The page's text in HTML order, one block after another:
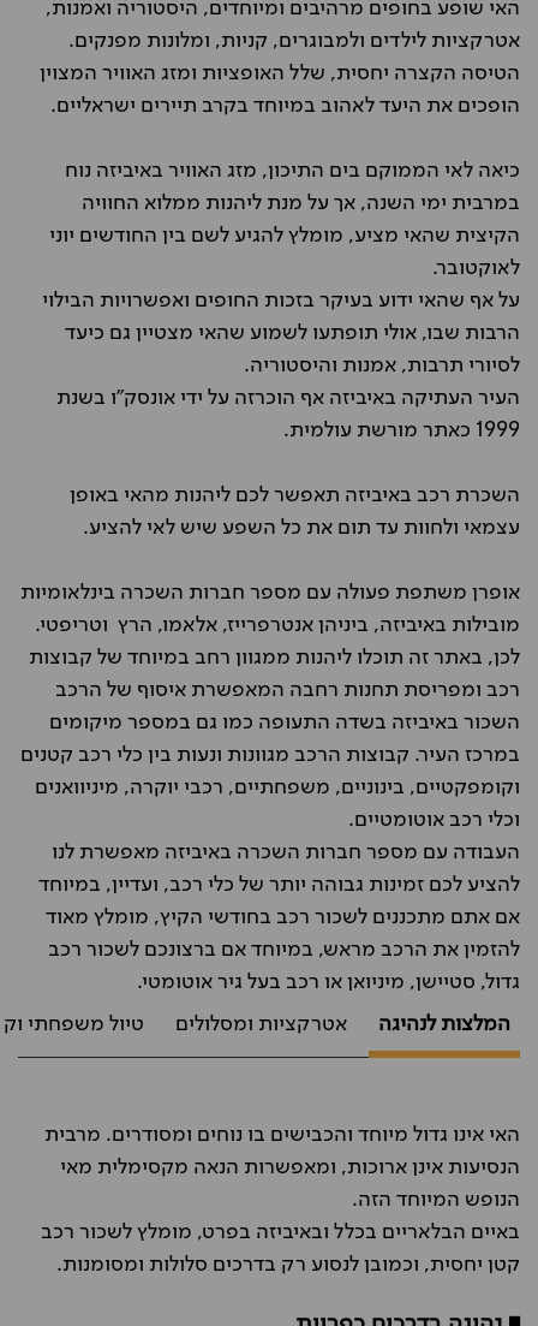
האי שופע בחופים מרהיבים ומיוחדים, היסטוריה ואמנות,
אטרקציות לילדים ולמבוגרים, קניות, ומלונות מפנקים.
הטיסה הקצרה יחסית, שלל האופציות ומזג האוויר המצוין
הופכים את היעד לאהוב במיוחד בקרב תיירים ישראליים.
כיאה לאי הממוקם בים התיכון, מזג האוויר באיביזה נוח
במרבית ימי השנה, אך על מנת ליהנות ממלוא החוויה
הקיצית שהאי מציע, מומלץ להגיע לשם בין החודשים יוני
לאוקטובר.
על אף שהאי ידוע בעיקר בזכות החופים ואפשרויות הבילוי
הרבות שבו, אולי תופתעו לשמוע שהאי מצטיין גם כיעד
לסיורי תרבות, אמנות והיסטוריה.
העיר העתיקה באיביזה אף הוכרזה על ידי אונסק"ו בשנת
1999 כאתר מורשת עולמית.
השכרת רכב באיביזה תאפשר לכם ליהנות מהאי באופן
עצמאי ולחוות עד תום את כל השפע שיש לאי להציע.
אופרן משתפת פעולה עם מספר חברות השכרה בינלאומיות
מובילות באיביזה, ביניהן אנטרפרייז, אלאמו, הרץ וטריפטי.
לכן, באתר זה תוכלו ליהנות ממגוון רחב במיוחד של קבוצות
רכב ומפריסת תחנות רחבה המאפשרת איסוף של הרכב
השכור באיביזה בשדה התעופה כמו גם במספר מיקומים
במרכז העיר. קבוצות הרכב מגוונות ונעות בין כלי רכב קטנים
וקומפקטיים, בינוניים, משפחתיים, רכבי יוקרה, מיניוואנים
וכלי רכב אוטומטיים.
העבודה עם מספר חברות השכרה באיביזה מאפשרת לנו
להציע לכם זמינות גבוהה יותר של כלי רכב, ועדיין, במיוחד
אם אתם מתכננים לשכור רכב בחודשי הקיץ, מומלץ מאוד
להזמין את הרכב מראש, במיוחד אם ברצונכם לשכור רכב
גדול, סטיישן, מיניואן או רכב בעל גיר אוטומטי.
המלצות לנהיגה
אטרקציות ומסלולים טיול משפחתי
האי אינו גדול מיוחד והכבישים בו נוחים ומסודרים. מרבית
הנסיעות אינן ארוכות, ומאפשרות הנאה מקסימלית מאי
הנופש המיוחד הזה.
באיים הבלאריים בכלל ובאיביזה בפרט, מומלץ לשכור רכב
קטן יחסית, וכמובן לנסוע רק בדרכים סלולות ומסומנות.